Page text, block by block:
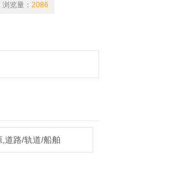
浏览量： 2086
道路/轨道/船舶